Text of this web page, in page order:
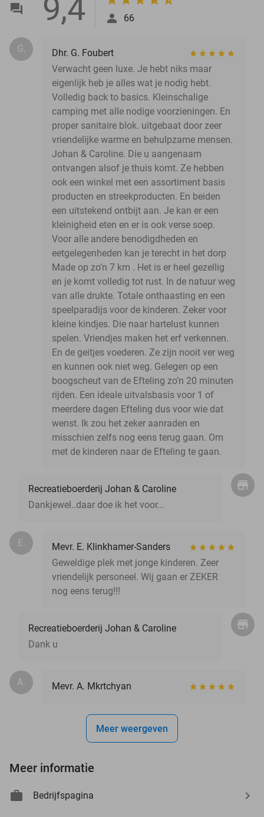
9,4 66
G.
Dhr. G. Foubert
Verwacht geen luxe. Je hebt niks maar
eigenlijk heb je alles wat je nodig hebt.
Volledig back to basics. Kleinschalige
camping met alle nodige voorzieningen. En
proper sanitaire blok. uitgebaat door zeer
vriendelijke warme en behulpzame mensen.
Johan & Caroline. Die u aangenaam
ontvangen alsof je thuis komt. Ze hebben
ook een winkel met een assortiment basis
producten en streekproducten. En beiden
een uitstekend ontbijt aan. Je kan er een
kleinigheid eten en er is ook verse soep.
Voor alle andere benodigdheden en
eetgelegenheden kan je terecht in het dorp
Made op zo’n 7 km . Het is er heel gezellig
en je komt volledig tot rust. In de natuur weg
van alle drukte. Totale onthaasting en een
speelparadijs voor de kinderen. Zeker voor
kleine kindjes. Die naar hartelust kunnen
spelen. Vriendjes maken het erf verkennen.
En de geitjes voederen. Ze zijn nooit ver weg
en kunnen ook niet weg. Gelegen op een
boogscheut van de Efteling zo’n 20 minuten
rijden. Een ideale uitvalsbasis voor 1 of
meerdere dagen Efteling dus voor wie dat
wenst. Ik zou het zeker aanraden en
misschien zelfs nog eens terug gaan. Om
met de kinderen naar de Efteling te gaan.
Recreatieboerderij Johan & Caroline
Dankjewel..daar doe ik het voor...
E.
Mevr. E. Klinkhamer-Sanders
Geweldige plek met jonge kinderen. Zeer
vriendelijk personeel. Wij gaan er ZEKER
nog eens terug!!!
Recreatieboerderij Johan & Caroline
Dank u
A. Mevr. A. Mkrtchyan
Meer weergeven
Meer informatie
Bedrijfspagina